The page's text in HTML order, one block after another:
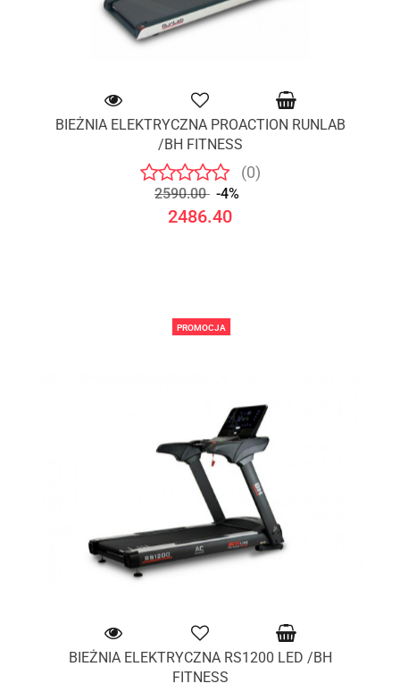
BIEŻNIA ELEKTRYCZNA PROACTION RUNLAB
/BH FITNESS
(0)
2590.00 -4%
2486.40
PROMOCJA
BIEŻNIA ELEKTRYCZNA RS1200 LED /BH
FITNESS